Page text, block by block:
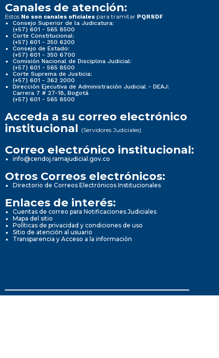
Canales de atención:
Estos No son canales oficiales para tramitar PQRSDF
Consejo Superior de la Judicatura:
(+57) 601 - 565 8500
Corte Constitucional:
(+57) 601 - 350 6200
Consejo de Estado:
(+57) 601 - 350 6700
Comisión Nacional de Disciplina Judicial:
(+57) 601 - 565 8500
Corte Suprema de Justicia:
(+57) 601 - 362 2000
Dirección Ejecutiva de Administración Judicial - DEAJ:
Carrera 7 # 27-18, Bogotá
(+57) 601 - 565 8500
Acceda a su correo electrónico
institucional (Servidores Judiciales)
Correo electrónico institucional:
info@cendoj.ramajudicial.gov.co
Otros Correos electrónicos:
Directorio de Correos Electrónicos Institucionales
Enlaces de interés:
Cuentas de correo para Notificaciones Judiciales
Mapa del sitio
Políticas de privacidad y condiciones de uso
Sitio de atención al usuario
Transparencia y Acceso a la información